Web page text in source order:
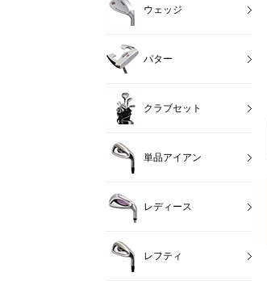
ウェッジ
パター
クラブセット
単品アイアン
レディース
レフティ